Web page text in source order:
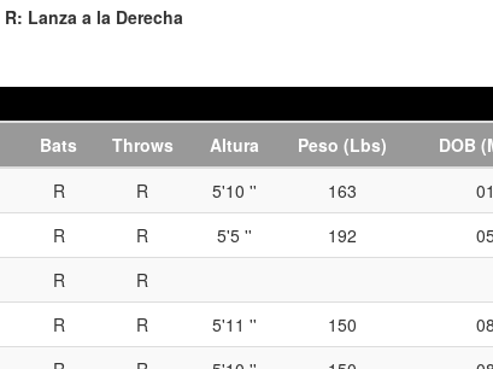
R: Lanza a la Derecha
Bats Throws Altura Peso (Lbs) DOB
R R 5'10 '' 163
R R 5'5 '' 192
R
R
R R 5'11 '' 150